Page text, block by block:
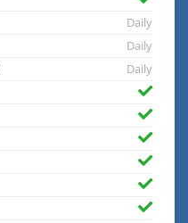
Daily
Daily
Daily